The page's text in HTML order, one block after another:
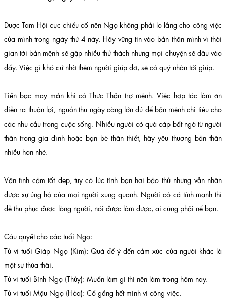
Được Tam Hội cục chiếu cố nên Ngọ không phải lo lắng cho công việc
của mình trong ngày thứ 4 này. Hãy vững tin vào bản thân mình vì thời
gian tới bản mệnh sẽ gặp nhiều thử thách nhưng mọi chuyện sẽ đâu vào
đấy. Việc gì khó cứ nhờ thêm người giúp đỡ, sẽ có quý nhân tới giúp.
Tiền bạc may mắn khi có Thực Thần trợ mệnh. Việc hợp tác làm ăn
diễn ra thuận lợi, nguồn thu ngày càng lớn đủ để bản mệnh chi tiêu cho
các nhu cầu trong cuộc sống. Nhiều người có quà cáp bất ngờ từ người
thân trong gia đình hoặc bạn bè thân thiết, hãy yêu thương bản thân
nhiều hơn nhé.
Vận tình cảm tốt đẹp, tuy có lúc tính bạn hơi bảo thủ nhưng vẫn nhận
được sự ủng hộ của mọi người xung quanh. Người có cá tính mạnh thì
dễ thu phục được lòng người, nói được làm được, ai cũng phải nể bạn.
Câu quyết cho các tuổi Ngọ:
Tử vi tuổi Giáp Ngọ (Kim): Quá để ý đến cảm xúc của người khác là
một sự thừa thãi.
Tử vi tuổi Bính Ngọ (Thủy): Muốn làm gì thì nên làm trong hôm nay.
Tử vi tuổi Mậu Ngọ (Hỏa): Cố gắng hết mình vì công việc.